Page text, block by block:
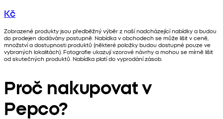
Kč
Zobrazené produkty jsou předběžný výběr z naší nadcházející nabídky a budou
do prodejen dodávány postupně. Nabídka v obchodech se může lišit v ceně,
množství a dostupnosti produktů (některé položky budou dostupné pouze ve
vybraných lokalitách). Fotografie ukazují vzorové návrhy a mohou se mírně lišit
od skutečných produktů. Nabídka platí do vyprodání zásob.
Proč nakupovat v
Pepco?